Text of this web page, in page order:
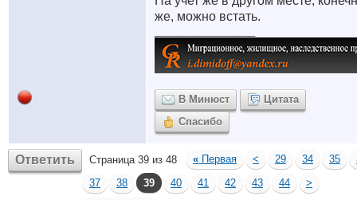
же, можно встать.
В Минюст
Цитата
Спасибо
Ответить Страница 39 из 48 « Первая < 29 34 35
37
38 39 40 41 42 43 44
>